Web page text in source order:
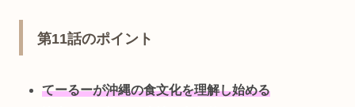
第11話のポイント
てーるーが沖縄の食文化を理解し始める